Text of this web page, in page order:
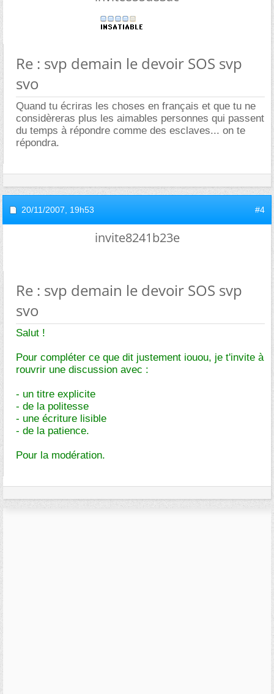
Re : svp demain le devoir SOS svp
svo
Quand tu écriras les choses en français et que tu ne
considèreras plus les aimables personnes qui passent
du temps à répondre comme des esclaves... on te
répondra.
20/11/2007, 19h53 #4
invite8241b23e
Re : svp demain le devoir SOS svp
svo
Salut !
Pour compléter ce que dit justement iouou, je t'invite à
rouvrir une discussion avec :
- un titre explicite
- de la politesse
- une écriture lisible
- de la patience.
Pour la modération.